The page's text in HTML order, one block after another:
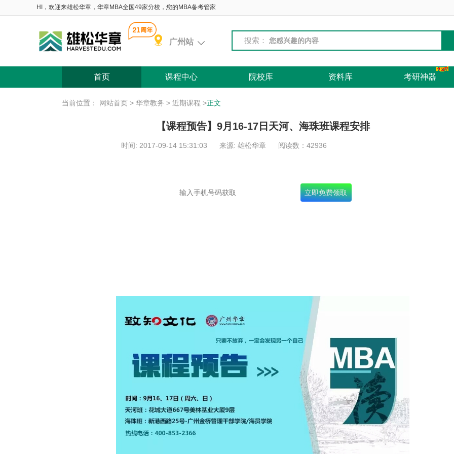
HI，欢迎来雄松华章，华章MBA全国49家分校，您的MBA备考管家
广州站 搜索：
首页 课程中心 院校库 资料库 考研神器
当前位置： 网站首页 > 华章教务 > 近期课程 >正文
【课程预告】9月16-17日天河、海珠班课程安排
时间: 2017-09-14 15:31:03 来源: 雄松华章 阅读数： 42936